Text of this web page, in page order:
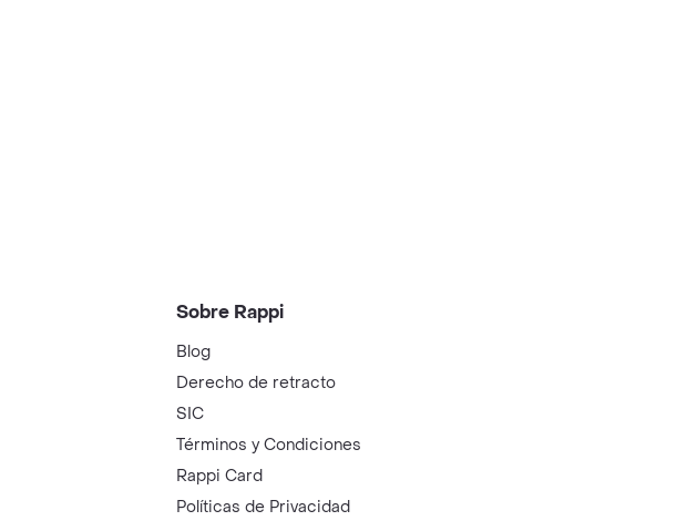
Sobre Rappi
Blog
Derecho de retracto
SIC
Términos y Condiciones
Rappi Card
Políticas de Privacidad